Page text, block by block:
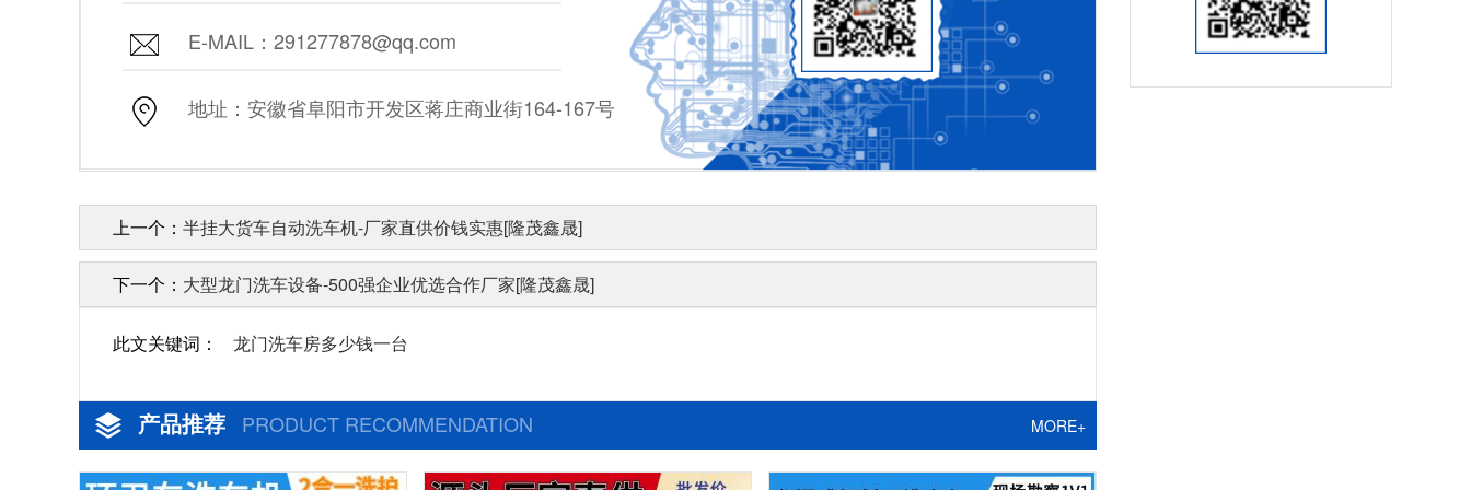
E-MAIL：291277878@qq.com
地址：安徽省阜阳市开发区蒋庄商业街164-167号
上一个： 半挂大货车自动洗车机-厂家直供价钱实惠[隆茂鑫晟]
下一个： 大型龙门洗车设备-500强企业优选合作厂家[隆茂鑫晟]
此文关键词： 龙门洗车房多少钱一台
产品推荐 PRODUCT RECOMMENDATION MORE+